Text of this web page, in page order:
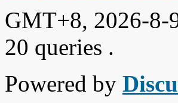
GMT+8, 2026-8-
20 queries .
Powered by